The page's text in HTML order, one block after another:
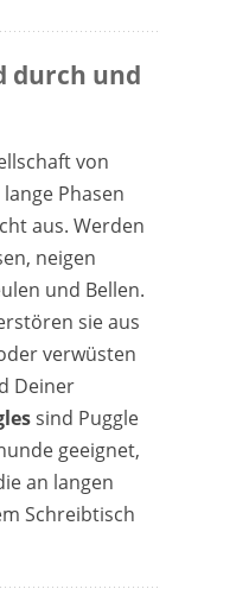
durch und
von
Phasen
aus. Werden
neigen
und Bellen.
sie aus
verwüsten
Deiner
sind Puggle
geeignet,
an langen
Schreibtisch